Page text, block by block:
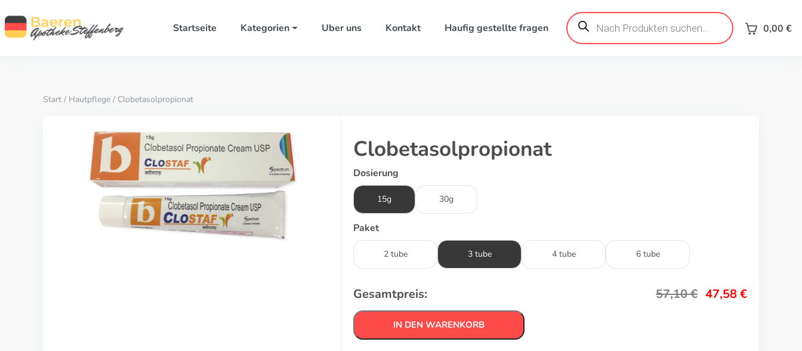
Startseite Kategorien Uber uns Kontakt Haufig gestellte fragen
Products
search 0,00 €
Start / Hautpflege / Clobetasolpropionat
Clobetasolpropionat
Dosierung
15g 30g
Paket
2 tube 3 tube 4 tube 6 tube
Gesamtpreis: 57,10€ 47,58€
IN DEN WARENKORB